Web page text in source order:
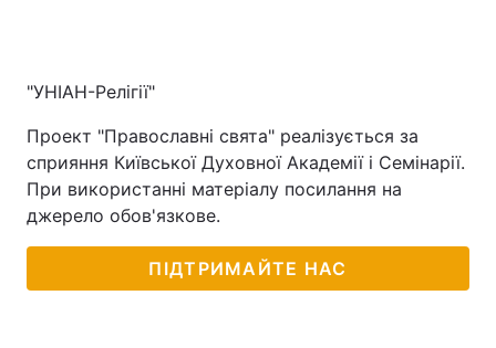
"УНІАН-Релігії"
Проект "Православні свята" реалізується за
сприяння Київської Духовної Академії і Семінарії.
При використанні матеріалу посилання на
джерело обов'язкове.
ПІДТРИМАЙТЕ НАС